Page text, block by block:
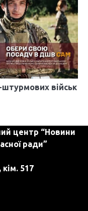
військ
центр “Новини
ради”
517